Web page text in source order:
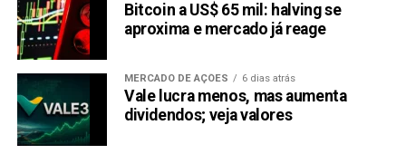
Bitcoin a US$ 65 mil: halving se
aproxima e mercado já reage
MERCADO DE AÇÕES 6 dias atrás
Vale lucra menos, mas aumenta
dividendos; veja valores